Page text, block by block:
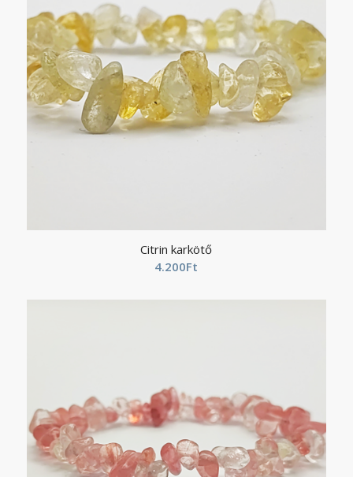
Citrin karkötő
4.200Ft